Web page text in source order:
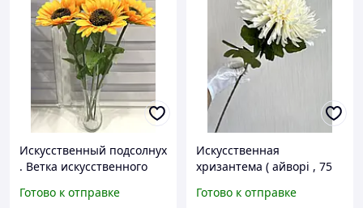
Искусственный подсолнух
. Ветка искусственного
Готово к отправке
Искусственная
хризантема ( айворі , 75
Готово к отправке